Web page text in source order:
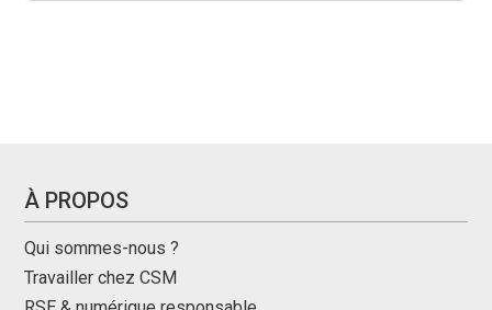
À PROPOS
Qui sommes-nous ?
Travailler chez CSM